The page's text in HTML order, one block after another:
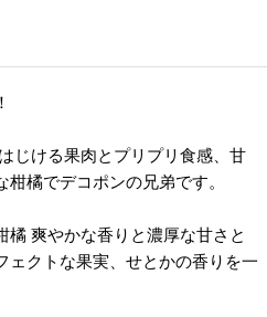
じける果肉とプリプリ食感、甘
橘でデコポンの兄弟です。
橘 爽やかな香りと濃厚な甘さと
ェクトな果実、せとかの香りを一